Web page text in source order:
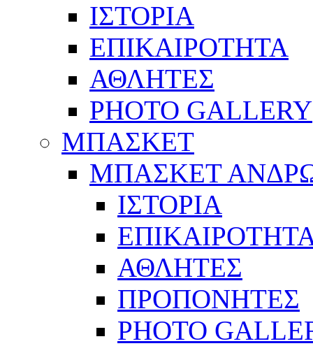
ΙΣΤΟΡΙΑ
ΕΠΙΚΑΙΡΟΤΗΤΑ
ΑΘΛΗΤΕΣ
PHOTO GALLERY
ΜΠΑΣΚΕΤ
ΜΠΑΣΚΕΤ
ΙΣΤΟΡΙΑ
ΑΘΛΗΤΕΣ
ΠΡΟΠΟΝΗΤΕΣ
PHOTO